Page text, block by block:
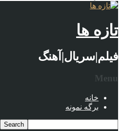
تازه ها
فیلم|سریال|آهنگ
Menu
خانه
برگه نمونه